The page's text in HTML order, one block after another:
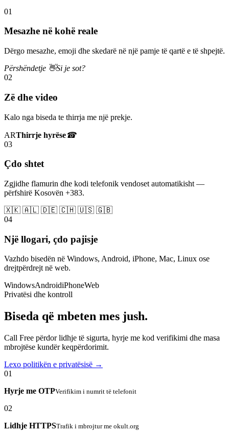
01
Mesazhe në kohë reale
Dërgo mesazhe, emoji dhe skedarë në një pamje të qartë e të shpejtë.
Përshëndetje 👋Si je sot?
02
Zë dhe video
Kalo nga biseda te thirrja me një prekje.
ARThirrje hyrëse☎
03
Çdo shtet
Zgjidhe flamurin dhe kodi telefonik vendoset automatikisht —
përfshirë Kosovën +383.
🇽🇰 🇦🇱 🇩🇪 🇨🇭 🇺🇸 🇬🇧
04
Një llogari, çdo pajisje
Vazhdo bisedën në Windows, Android, iPhone, Mac, Linux ose
drejtpërdrejt në web.
WindowsAndroidiPhoneWeb
Privatësi dhe kontroll
Biseda që mbeten mes jush.
Call Free përdor lidhje të sigurta, hyrje me kod verifikimi dhe masa
mbrojtëse kundër keqpërdorimit.
Lexo politikën e privatësisë →
01
Hyrje me OTPVerifikim i numrit të telefonit
02
Lidhje HTTPSTrafik i mbrojtur me okult.org